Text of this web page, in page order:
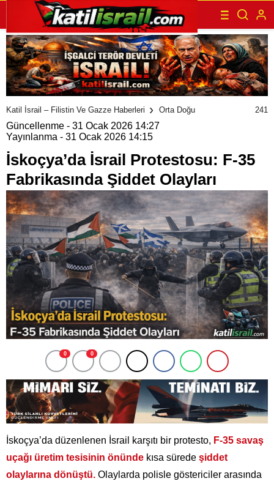
Katil İsrail – Filistin Ve Gazze Haberleri Orta Doğu 241
Güncellenme - 31 Ocak 2026 14:27
Yayınlanma - 31 Ocak 2026 14:15
İskoçya’da İsrail Protestosu: F-35
Fabrikasında Şiddet Olayları
0 0
İskoçya’da düzenlenen İsrail karşıtı bir protesto, F-35 savaş
uçağı üretim tesisinin önünde kısa sürede şiddet
olaylarına dönüştü. Olaylarda polisle göstericiler arasında